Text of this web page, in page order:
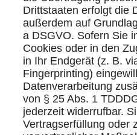
Drittstaaten erfolgt die
außerdem auf
a DSGVO. Sofern Sie
Cookies oder in den
in Ihr Endgerät (z. B.
Fingerprinting)
Datenverarbeitung
von § 25 Abs. 1
jederzeit widerrufbar.
Vertragserfüllung oder